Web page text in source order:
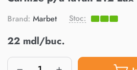
Brand: Marbet Stoc:
22 mdl/buc.